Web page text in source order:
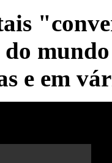
e em